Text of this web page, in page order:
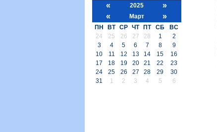
« 2025
»
«
Март »
ПН ВТ СР ЧТ ПТ СБ
ВС
24
25 26 27 28 1
2
3
4 5 6 7 8
9
10
11 12 13 14 15
16
17
18 19 20 21 22
23
24
25 26 27 28 29
30
31
1 2 3 4 5 6